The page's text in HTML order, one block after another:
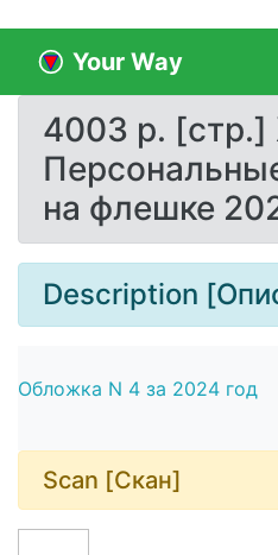
Your Way
4003 p.
на флешке
Description
Обложка N 4 за 2024 год
Scan [Скан]